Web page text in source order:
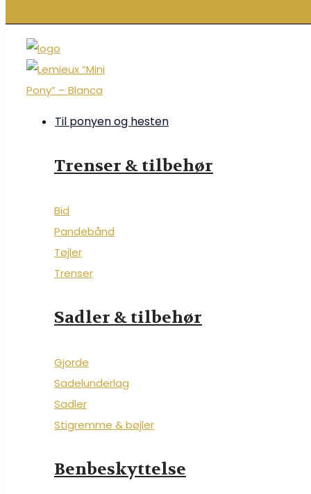
Til ponyen og hesten
Trenser & tilbehør
Bid
Pandebånd
Tøjler
Trenser
Sadler & tilbehør
Gjorde
Sadelunderlag
Sadler
Stigremme & bøjler
Benbeskyttelse